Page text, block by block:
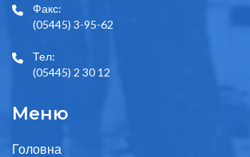
Факс:
(05445) 3-95-62
Тел:
(05445) 2 30 12
Меню
Головна